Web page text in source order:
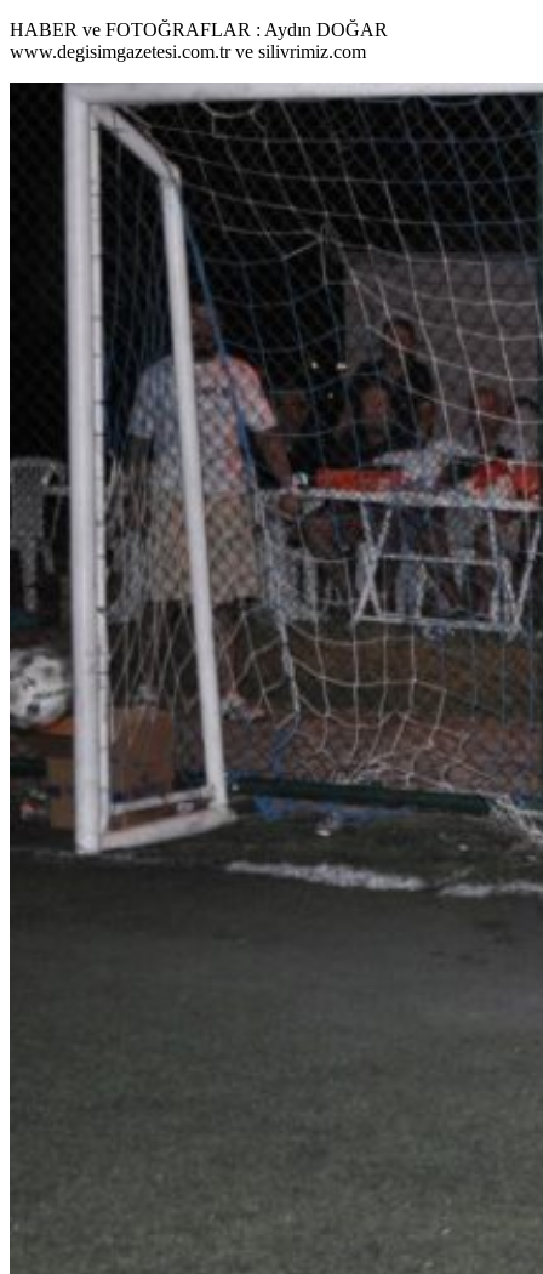
HABER ve FOTOĞRAFLAR : Aydın DOĞAR
www.degisimgazetesi.com.tr ve silivrimiz.com